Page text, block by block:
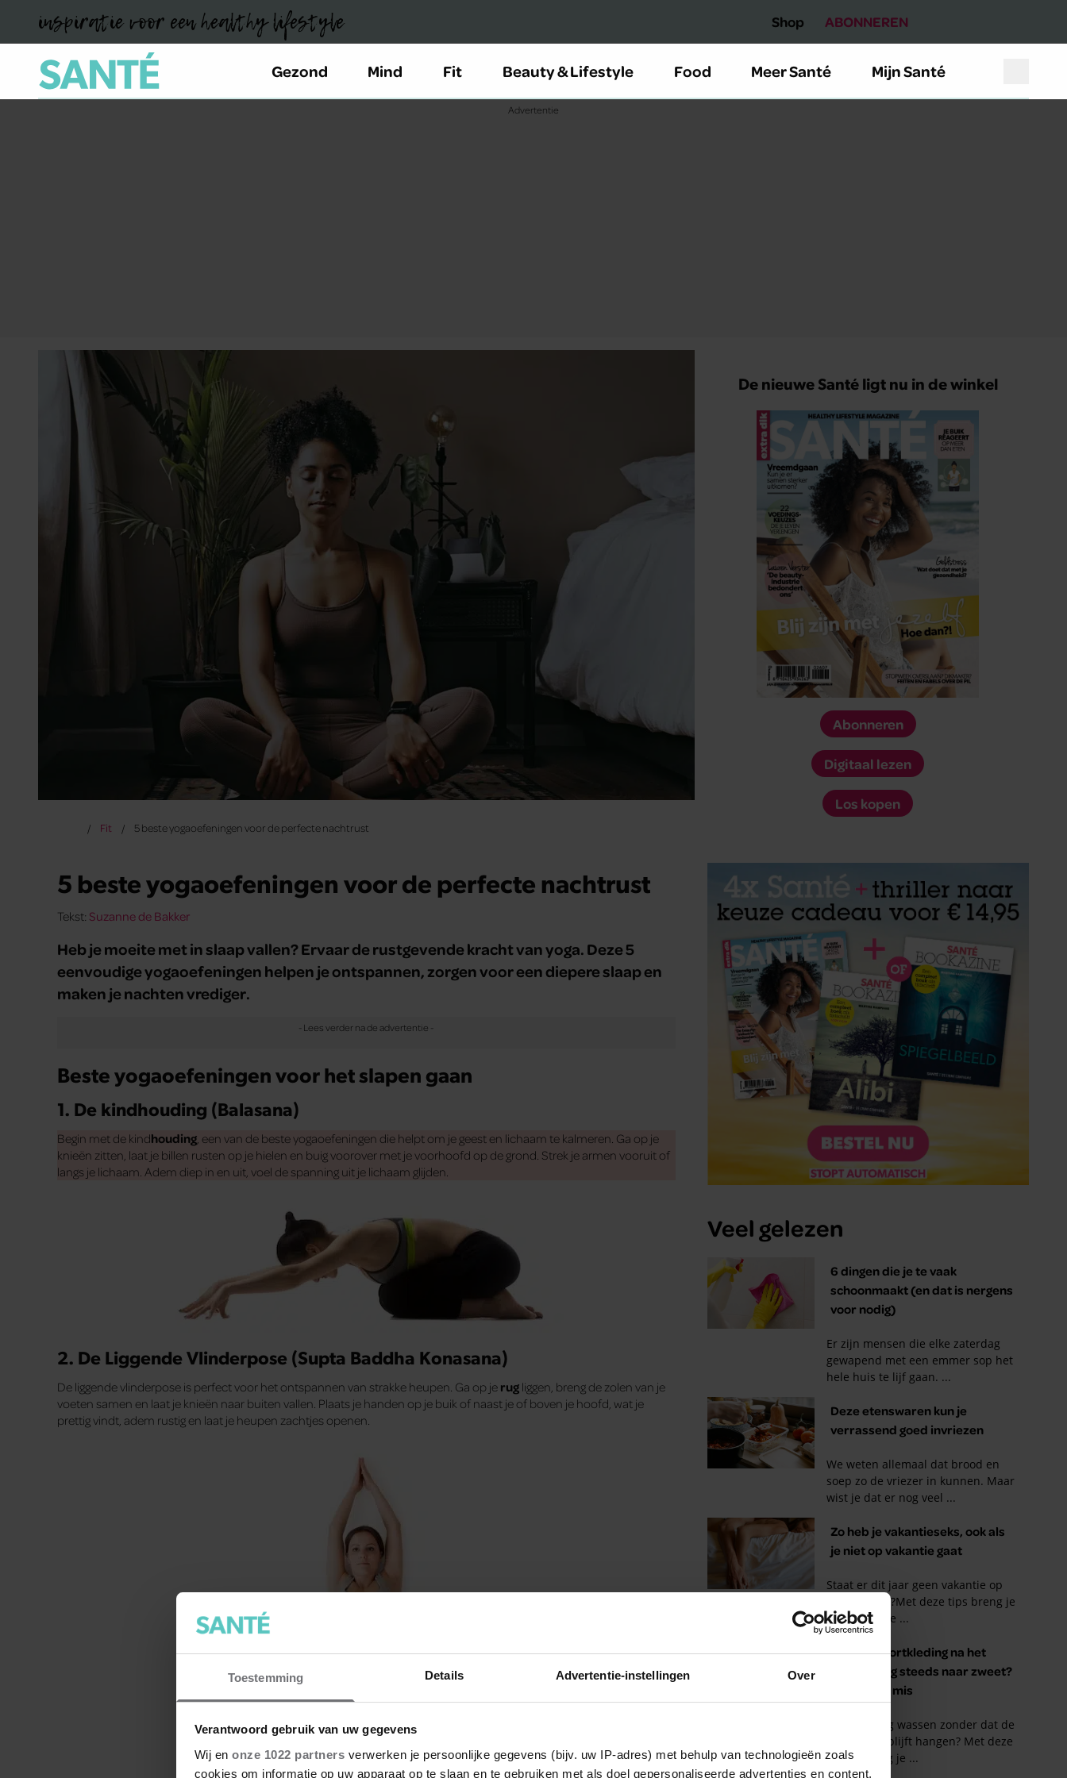
Toestemming Details Advertentie-instellingen Over
Verantwoord gebruik van uw gegevens
Wij en onze 1022 partners verwerken je persoonlijke gegevens (bijv. uw IP-adres) met behulp van technologieën zoals
cookies om informatie op uw apparaat op te slaan en te gebruiken met als doel gepersonaliseerde advertenties en content,
inspiratie voor een healthy lifestyle Shop ABONNEREN
Gezond Mind Fit Beauty & Lifestyle Food Meer Santé Mijn Santé
Fit 5 beste yogaoefeningen voor de perfecte nachtrust
5 beste yogaoefeningen voor de perfecte nachtrust
Tekst: Suzanne de Bakker
Heb je moeite met in slaap vallen? Ervaar de rustgevende kracht van yoga. Deze 5
eenvoudige yogaoefeningen helpen je ontspannen, zorgen voor een diepere slaap en
maken je nachten vrediger.
Beste yogaoefeningen voor het slapen gaan
1. De kindhouding (Balasana)
Begin met de kindhouding, een van de beste yogaoefeningen die helpt om je geest en lichaam te kalmeren. Ga op je
knieën zitten, laat je billen rusten op je hielen en buig voorover met je voorhoofd op de grond. Strek je armen vooruit of
langs je lichaam. Adem diep in en uit, voel de spanning uit je lichaam glijden.
2. De Liggende Vlinderpose (Supta Baddha Konasana)
De liggende vlinderpose is perfect voor het ontspannen van strakke heupen. Ga op je rug liggen, breng de zolen van je
voeten samen en laat je knieën naar buiten vallen. Plaats je handen op je buik of naast je of boven je hoofd, wat je
prettig vindt, adem rustig en laat je heupen zachtjes openen.
De nieuwe Santé ligt nu in de winkel
Abonneren
Digitaal lezen
Los kopen